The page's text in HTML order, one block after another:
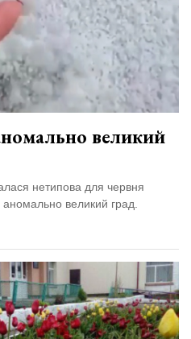
великий
нетипова для червня
великий град.